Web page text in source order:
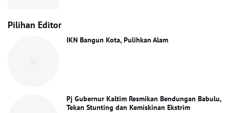
Pilihan Editor
IKN Bangun Kota, Pulihkan Alam
Pj Gubernur Kaltim Resmikan Bendungan Babulu,
Tekan Stunting dan Kemiskinan Ekstrim